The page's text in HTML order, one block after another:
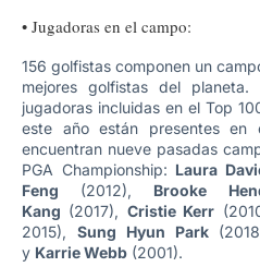
• Jugadoras en el campo:
156 golfistas componen un
mejores golfistas del
jugadoras incluidas en el Top
este año están presentes
encuentran nueve pasadas
PGA Championship: Laura
Feng (2012), Brooke
Kang (2017), Cristie Kerr
2015), Sung Hyun Park
y Karrie Webb (2001).